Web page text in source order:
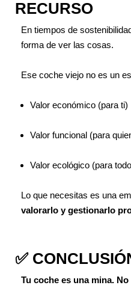
RECURSO
En tiempos de
forma de ver las cosas.
Ese coche viejo no es un
Valor económico (para ti)
Valor funcional (para
Valor ecológico (para
Lo que necesitas es una
valorarlo y gestionarlo
✅
Tu coche es una mina.